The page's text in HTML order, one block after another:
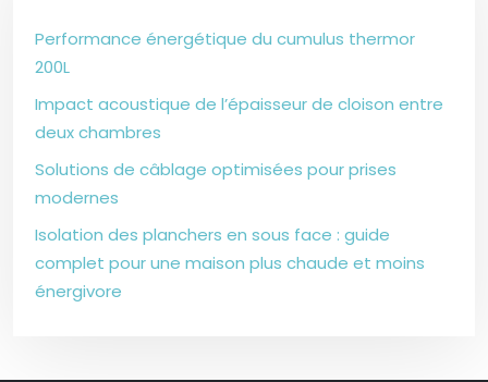
Performance énergétique du cumulus thermor
200L
Impact acoustique de l’épaisseur de cloison entre
deux chambres
Solutions de câblage optimisées pour prises
modernes
Isolation des planchers en sous face : guide
complet pour une maison plus chaude et moins
énergivore